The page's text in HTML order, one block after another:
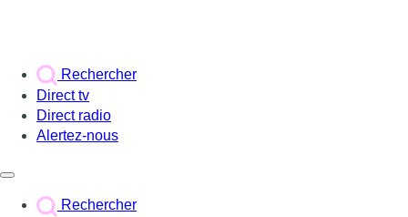
Rechercher
Direct tv
Direct radio
Alertez-nous
Rechercher